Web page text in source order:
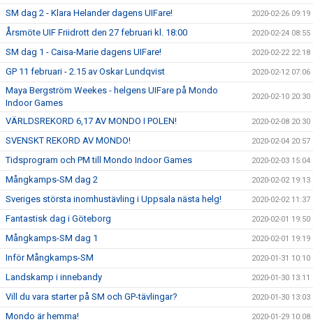
SM dag 2 - Klara Helander dagens UIFare! 2020-02-26 09:19
Årsmöte UIF Friidrott den 27 februari kl. 18:00 2020-02-24 08:55
SM dag 1 - Caisa-Marie dagens UIFare! 2020-02-22 22:18
GP 11 februari - 2.15 av Oskar Lundqvist 2020-02-12 07:06
Maya Bergström Weekes - helgens UIFare på Mondo
Indoor Games
2020-02-10 20:30
VÄRLDSREKORD 6,17 AV MONDO I POLEN! 2020-02-08 20:30
SVENSKT REKORD AV MONDO! 2020-02-04 20:57
Tidsprogram och PM till Mondo Indoor Games 2020-02-03 15:04
Mångkamps-SM dag 2 2020-02-02 19:13
Sveriges största inomhustävling i Uppsala nästa helg! 2020-02-02 11:37
Fantastisk dag i Göteborg 2020-02-01 19:50
Mångkamps-SM dag 1 2020-02-01 19:19
Inför Mångkamps-SM 2020-01-31 10:10
Landskamp i innebandy 2020-01-30 13:11
Vill du vara starter på SM och GP-tävlingar? 2020-01-30 13:03
Mondo är hemma! 2020-01-29 10:08